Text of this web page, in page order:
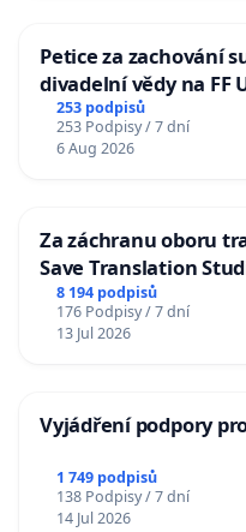
Petice za zachování
divadelní vědy na FF
253 podpisů
253 Podpisy / 7 dní
6 Aug 2026
Za záchranu oboru
Save Translation
Charles University
8 194 podpisů
176 Podpisy / 7 dní
13 Jul 2026
Vyjádření podpory
1 749 podpisů
138 Podpisy / 7 dní
14 Jul 2026